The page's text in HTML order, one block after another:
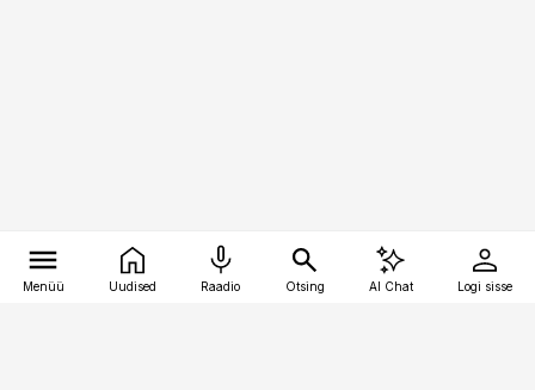
Menüü Uudised Raadio Otsing AI Chat Logi sisse